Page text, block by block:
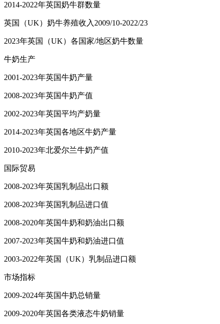
2014-2022年英国奶牛群数量
英国（UK）奶牛养殖收入2009/10-2022/23
2023年英国（UK）各国家/地区奶牛数量
牛奶生产
2001-2023年英国牛奶产量
2008-2023年英国牛奶产值
2002-2023年英国平均产奶量
2014-2023年英国各地区牛奶产量
2010-2023年北爱尔兰牛奶产值
国际贸易
2008-2023年英国乳制品出口额
2008-2023年英国乳制品进口值
2008-2020年英国牛奶和奶油出口额
2007-2023年英国牛奶和奶油进口值
2003-2022年英国（UK）乳制品进口额
市场指标
2009-2024年英国牛奶总销量
2009-2020年英国各类液态牛奶销量